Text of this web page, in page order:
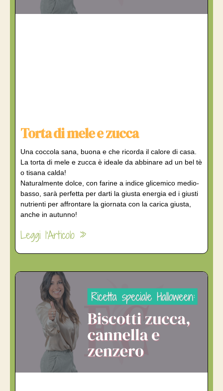
Torta di mele e zucca
Una coccola sana, buona e che ricorda il calore di casa.
La torta di mele e zucca è ideale da abbinare ad un bel tè
o tisana calda!
Naturalmente dolce, con farine a indice glicemico medio-
basso, sarà perfetta per darti la giusta energia ed i giusti
nutrienti per affrontare la giornata con la carica giusta,
anche in autunno!
Leggi l'Articolo »